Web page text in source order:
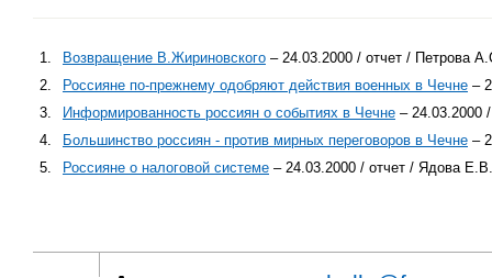
1. Возвращение В.Жириновского – 24.03.2000 / отчет / Петрова
2.
Россияне по-прежнему одобряют действия военных в Чечне –
3.
Информированность россиян о событиях в Чечне – 24.03.2000
4.
Большинство россиян - против мирных переговоров в Чечне –
5.
Россияне о налоговой системе – 24.03.2000 / отчет / Ядова Е.В.